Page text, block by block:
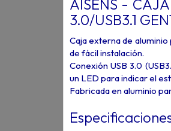
AISENS -
3.0/USB3.1
Caja externa de aluminio
de fácil instalación.
Conexión USB 3.0
un LED para indicar el
Fabricada en aluminio